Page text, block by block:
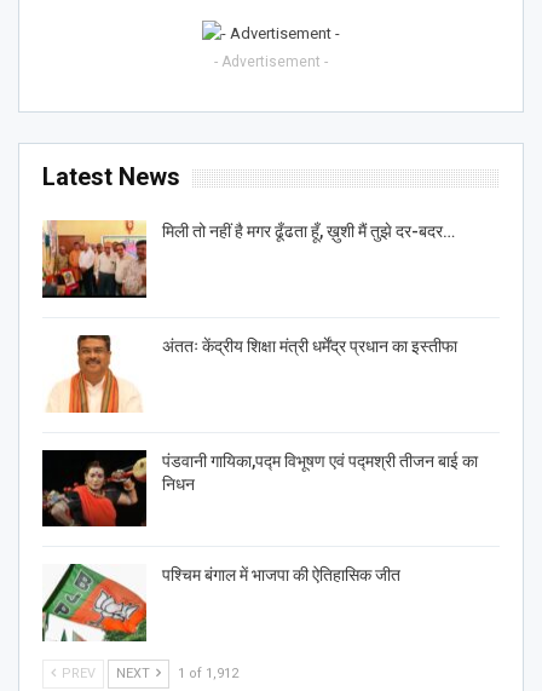
- Advertisement -
Latest News
मिली तो नहीं है मगर ढूँढता हूँ, ख़ुशी मैं तुझे दर-बदर…
अंततः केंद्रीय शिक्षा मंत्री धर्मेंद्र प्रधान का इस्तीफा
पंडवानी गायिका,पद्म विभूषण एवं पद्मश्री तीजन बाई का
निधन
पश्चिम बंगाल में भाजपा की ऐतिहासिक जीत
PREV NEXT 1 of 1,912